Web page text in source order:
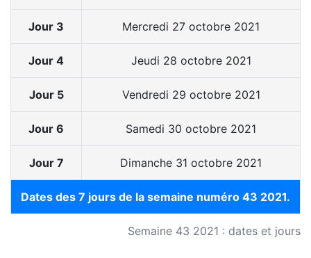
Semaine 43 2021 : dates et jours
Jour 3 Mercredi 27 octobre 2021
Jour 4 Jeudi 28 octobre 2021
Jour 5 Vendredi 29 octobre 2021
Jour 6 Samedi 30 octobre 2021
Jour 7 Dimanche 31 octobre 2021
Dates des 7 jours de la semaine numéro 43 2021.